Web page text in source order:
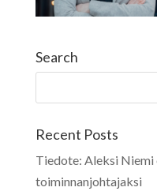
Search
Recent Posts
Tiedote: Aleksi
toiminnanjohtajaksi